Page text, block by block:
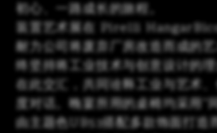
初心、一路成长的旅程。
装置艺术展在 Pirelli
耐力公司将废弃厂房改造而成的
终坚持将工业技术与创意设计的
在此交汇，共同诠释工业与艺术
度对话。晚宴所用的桌椅均采用“
由主题色UB53搭配多款饰面打造